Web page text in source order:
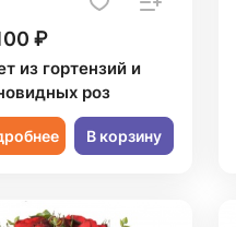
₽
из гортензий и
роз
В корзину